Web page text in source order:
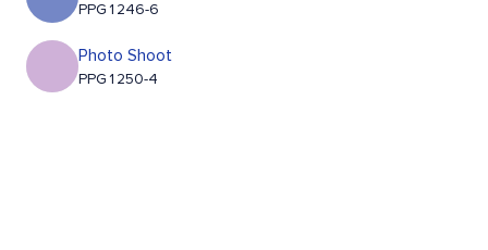
PPG1246-6
Photo Shoot
PPG1250-4